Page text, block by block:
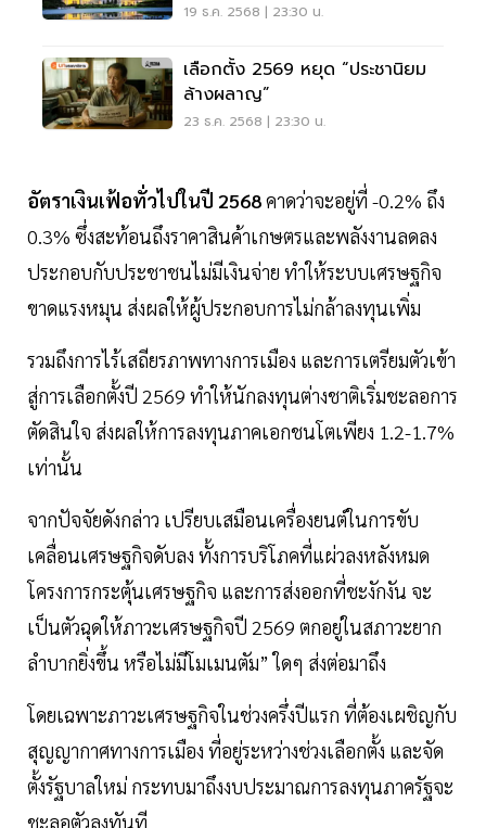
19 ธ.ค. 2568 | 23:30 น.
เลือกตั้ง 2569 หยุด “ประชานิยม
ล้างผลาญ”
23 ธ.ค. 2568 | 23:30 น.
อัตราเงินเฟ้อทั่วไปในปี 2568คาดว่าจะอยู่ที่ -0.2% ถึง
0.3% ซึ่งสะท้อนถึงราคาสินค้าเกษตรและพลังงานลดลง
ประกอบกับประชาชนไม่มีเงินจ่าย ทำให้ระบบเศรษฐกิจ
ขาดแรงหมุน ส่งผลให้ผู้ประกอบการไม่กล้าลงทุนเพิ่ม
รวมถึงการไร้เสถียรภาพทางการเมือง และการเตรียมตัวเข้า
สู่การเลือกตั้งปี 2569 ทำให้นักลงทุนต่างชาติเริ่มชะลอการ
ตัดสินใจ ส่งผลให้การลงทุนภาคเอกชนโตเพียง 1.2-1.7%
เท่านั้น
จากปัจจัยดังกล่าว เปรียบเสมือนเครื่องยนต์ในการขับ
เคลื่อนเศรษฐกิจดับลง ทั้งการบริโภคที่แผ่วลงหลังหมด
โครงการกระตุ้นเศรษฐกิจ และการส่งออกที่ชะงักงัน จะ
เป็นตัวฉุดให้ภาวะเศรษฐกิจปี 2569 ตกอยู่ในสภาวะยาก
ลำบากยิ่งขึ้น หรือไม่มีโมเมนตัม” ใดๆ ส่งต่อมาถึง
โดยเฉพาะภาวะเศรษฐกิจในช่วงครึ่งปีแรก ที่ต้องเผชิญกับ
สุญญากาศทางการเมือง ที่อยู่ระหว่างช่วงเลือกตั้ง และจัด
ตั้งรัฐบาลใหม่ กระทบมาถึงงบประมาณการลงทุนภาครัฐจะ
ชะลอตัวลงทันที